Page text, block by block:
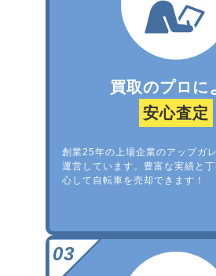
買取のプロに
安心査定
創業25年の上場企業のアップガ
運営しています。豊富な実績と
心して自転車を売却できます！